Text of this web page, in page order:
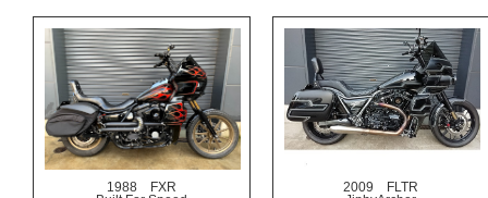
1988 FXR
2009 FLTR